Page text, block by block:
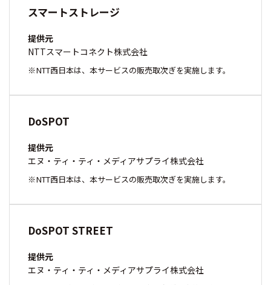
スマートストレージ
提供元
NTTスマートコネクト株式会社
NTT西日本は、本サービスの販売取次ぎを実施します。
DoSPOT
提供元
エヌ・ティ・ティ・メディアサプライ株式会社
NTT西日本は、本サービスの販売取次ぎを実施します。
DoSPOT STREET
提供元
エヌ・ティ・ティ・メディアサプライ株式会社